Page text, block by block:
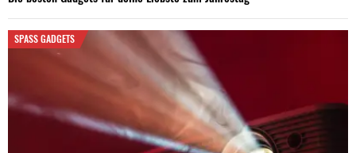
SPASS GADGETS